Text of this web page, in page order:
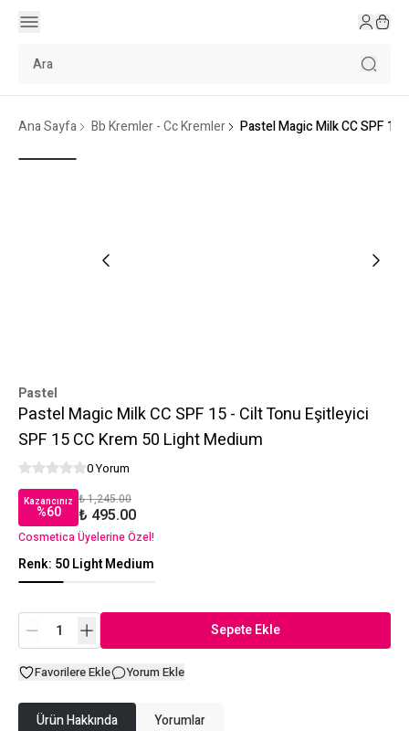
Ana Sayfa Bb Kremler - Cc Kremler Pastel Magic Milk CC SPF
Pastel
Pastel Magic Milk CC SPF 15 - Cilt Tonu Eşitleyici
SPF 15 CC Krem 50 Light Medium
0 Yorum
Kazancınız
%60
₺ 1,245.00
₺ 495.00
Cosmetica Üyelerine Özel!
Renk: 50 Light Medium
Sepete Ekle
Favorilere Ekle Yorum Ekle
Ürün Hakkında Yorumlar